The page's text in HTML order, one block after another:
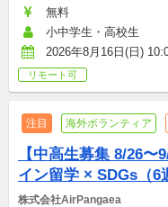
無料
小中学生・高校生
2026年8月16日(日)
リモート可
注目 海外ボランティア
【中高生募集 8/26〜
イン留学 × SDGs（6
株式会社AirPangaea